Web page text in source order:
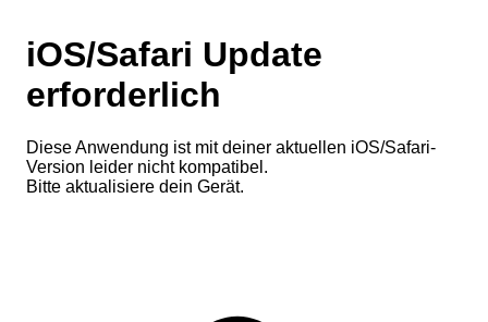
iOS/Safari Update
erforderlich
Diese Anwendung ist mit deiner aktuellen iOS/Safari-
Version leider nicht kompatibel.
Bitte aktualisiere dein Gerät.